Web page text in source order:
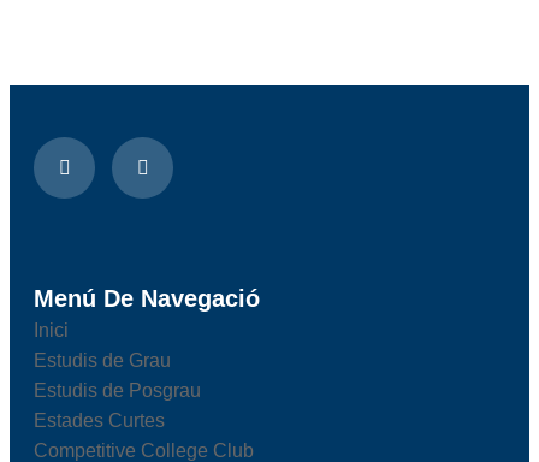
Menú De Navegació
Inici
Estudis de Grau
Estudis de Posgrau
Estades Curtes
Competitive College Club